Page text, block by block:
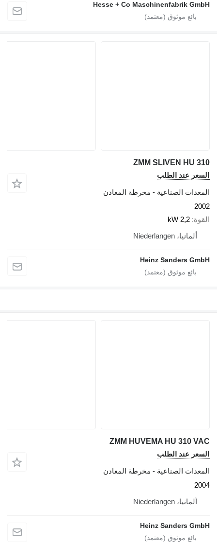
Hesse + Co Maschinenfabrik GmbH
ZMM SLIVEN HU 310
السعر عند الطلب
المعدات الصناعية - مخرطة المعادن
2002
القوة 2,2 kW
ألمانيا، Niederlangen
Heinz Sanders GmbH
ZMM HUVEMA HU 310 VAC
السعر عند الطلب
المعدات الصناعية - مخرطة المعادن
2004
ألمانيا، Niederlangen
Heinz Sanders GmbH